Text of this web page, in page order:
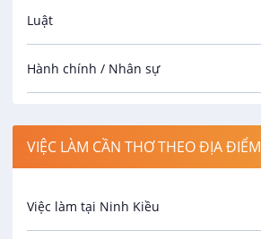
Luật
Hành chính / Nhân sự
Spa
Bảo Vệ
VIỆC LÀM CẦN THƠ THEO ĐỊA ĐIỂM
Việc làm tại Ninh Kiều